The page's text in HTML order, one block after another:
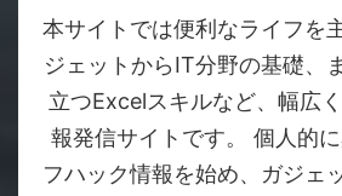
本サイトでは便利なライフを
ジェットからIT分野の基礎、
立つExcelスキルなど、幅広
報発信サイトです。 個人的
フハック情報を始め、ガジェ